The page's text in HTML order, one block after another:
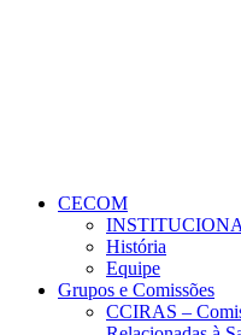
CECOM
História
Equipe
Grupos e Comissões
CCIRAS –